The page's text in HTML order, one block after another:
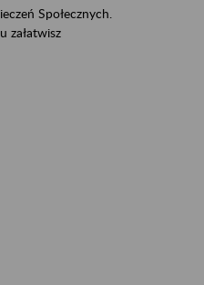
Społecznych.
załatwisz